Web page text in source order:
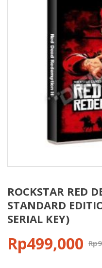
ROCKSTAR RED
STANDARD
SERIAL KEY)
Rp
Rp499,000